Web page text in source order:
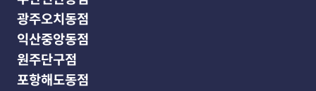
광주오치동점
익산중앙동점
원주단구점
포항해도동점